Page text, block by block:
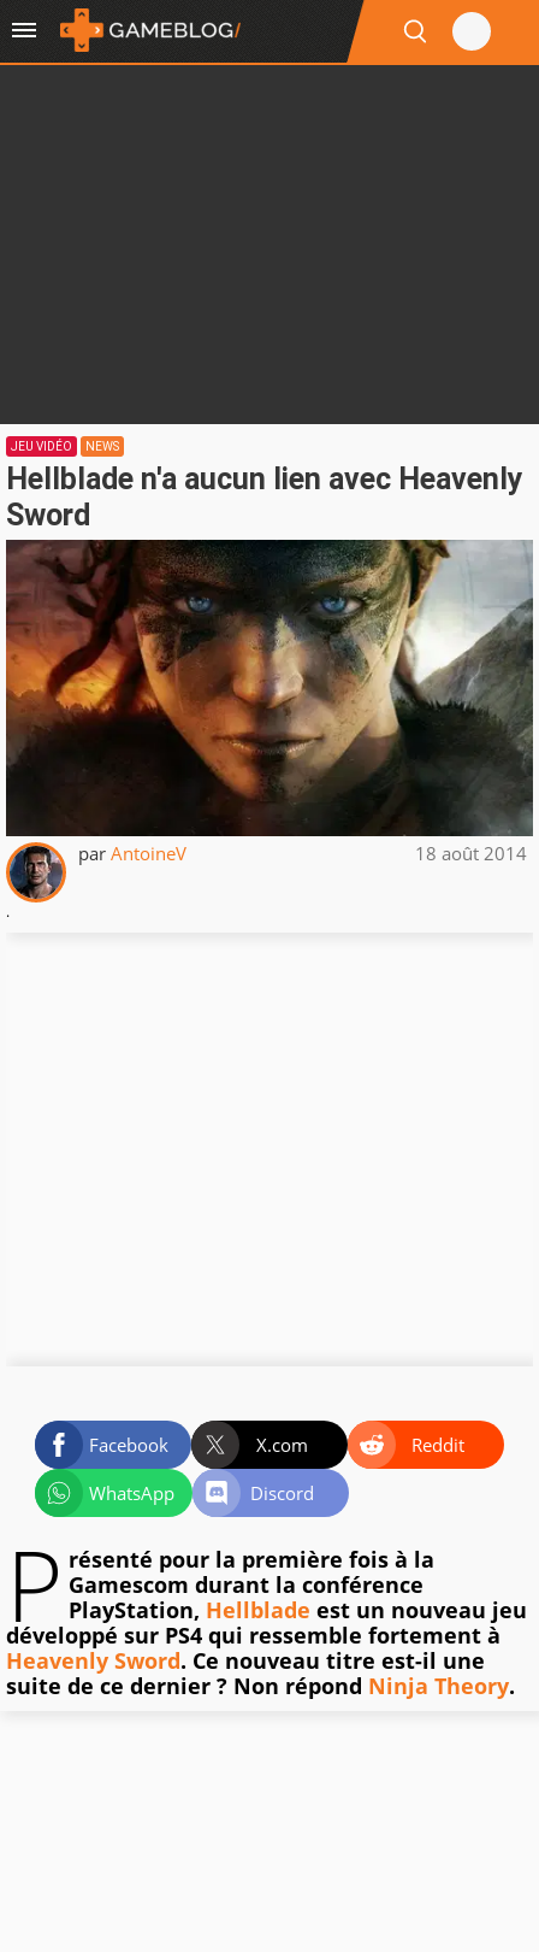
JEU VIDÉO NEWS
Hellblade n'a aucun lien avec Heavenly
Sword
par AntoineV 18 août 2014
.
Facebook X.com
Reddit
WhatsApp
Discord
P résenté pour la première fois à la
Gamescom durant la conférence
PlayStation, Hellblade est un nouveau jeu
développé sur PS4 qui ressemble fortement à
Heavenly Sword. Ce nouveau titre est-il une
suite de ce dernier ? Non répond Ninja Theory.